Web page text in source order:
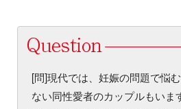
[問]現代では、妊娠の問題で悩
ない同性愛者のカップルもいま